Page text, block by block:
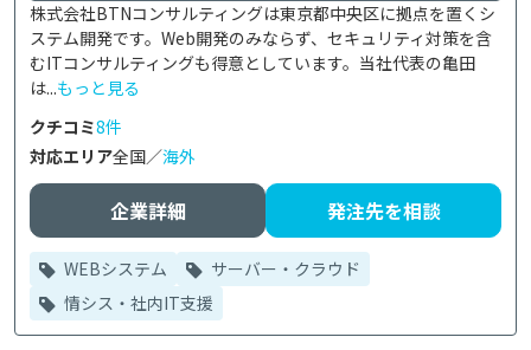
株式会社BTNコンサルティングは東京都中央区に拠点を置くシ
ステム開発です。Web開発のみならず、セキュリティ対策を含
むITコンサルティングも得意としています。当社代表の亀田
は...もっと見る
クチコミ8件
対応エリア全国／海外
企業詳細 発注先を相談
WEBシステム
サーバー・クラウド
情シス・社内IT支援